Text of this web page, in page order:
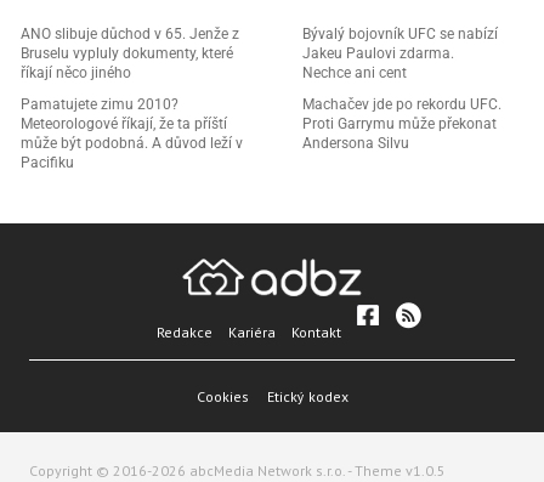
ANO slibuje důchod v 65. Jenže z
Bruselu vypluly dokumenty, které
říkají něco jiného
Pamatujete zimu 2010?
Meteorologové říkají, že ta příští
může být podobná. A důvod leží v
Pacifiku
Bývalý bojovník UFC se nabízí
Jakeu Paulovi zdarma.
Nechce ani cent
Machačev jde po rekordu UFC.
Proti Garrymu může překonat
Andersona Silvu
Redakce Kariéra Kontakt
Cookies Etický kodex
Copyright © 2016-2026 abcMedia Network s.r.o. - Theme v1.0.5